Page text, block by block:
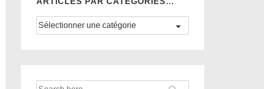
Articles
Recherche